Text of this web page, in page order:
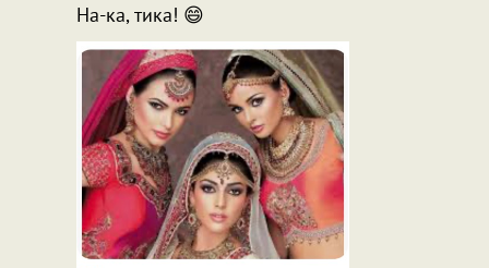
На-ка, тика! 😄